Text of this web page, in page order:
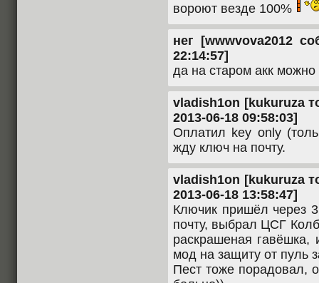
вороют везде 100%
нег [wwwvova2012
22:14:57]
да на старом акк можно
vladish1on [kukuruza
2013-06-18 09:58:03]
Оплатил key only
жду ключ на почту.
vladish1on [kukuruza
2013-06-18 13:58:47]
Ключик пришёл через
почту, выбрал ЦСГ
раскрашеная гавёшка,
мод на защиту от пуль
Пест тоже порадовал,